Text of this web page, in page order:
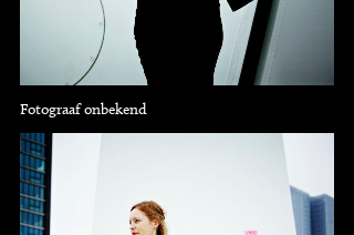
Fotograaf onbekend